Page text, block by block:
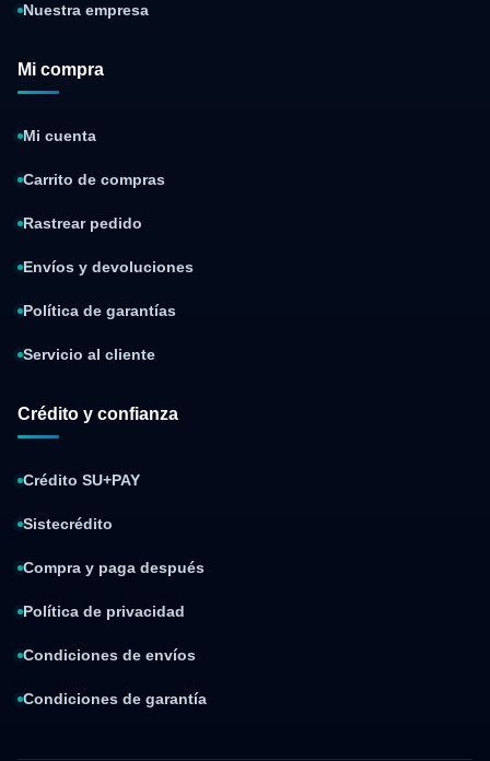
Nuestra empresa
Mi compra
Mi cuenta
Carrito de compras
Rastrear pedido
Envíos y devoluciones
Política de garantías
Servicio al cliente
Crédito y confianza
Crédito SU+PAY
Sistecrédito
Compra y paga después
Política de privacidad
Condiciones de envíos
Condiciones de garantía